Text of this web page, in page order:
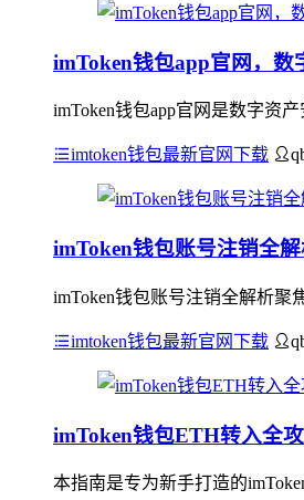
imToken钱包app官网，数
imToken钱包app官网是数字资
imtoken钱包最新官网下载
imToken钱包账号注销全
imToken钱包账号注销全解析
imtoken钱包最新官网下载
imToken钱包ETH转入全
本指南是专为新手打造的